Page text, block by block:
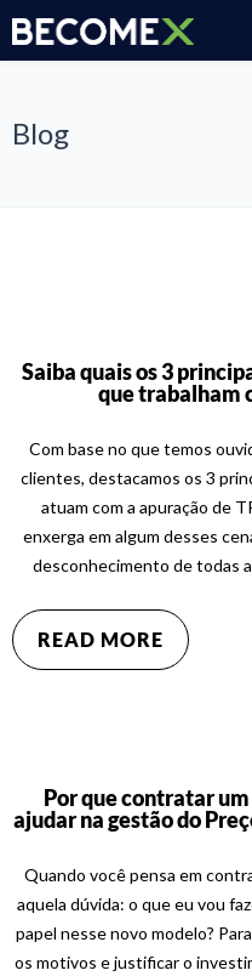
Blog
Saiba quais os 3
que trabalham
Com base no que temos
clientes, destacamos os 3
atuam com a apuração de
enxerga em algum desses
desconhecimento de todas
READ MORE
Por que contratar
ajudar na gestão do
Quando você pensa em
aquela dúvida: o que eu vou
papel nesse novo modelo?
os motivos e justificar o